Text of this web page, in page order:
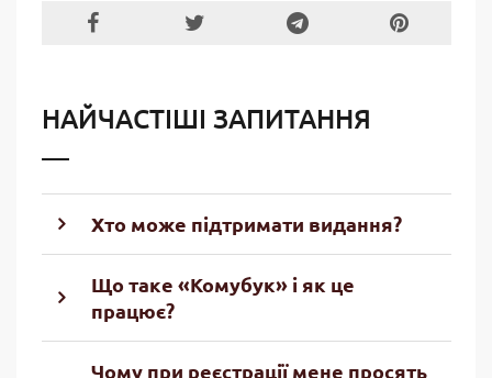
НАЙЧАСТІШІ ЗАПИТАННЯ
Хто може підтримати видання?
Що таке «Комубук» і як це
працює?
Чому при реєстрації мене просять